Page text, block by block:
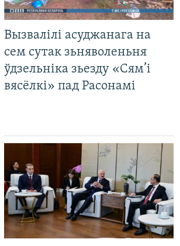
Вызвалілі асуджанага на
сем сутак зьняволеньня
ўдзельніка зьезду «Сям’і
вясёлкі» пад Расонамі